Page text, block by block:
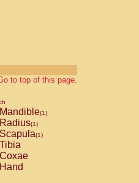
to top of this page.
Mandible(1)
Radius(1)
Scapula(1)
Tibia
Coxae
Hand